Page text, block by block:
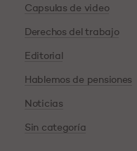
Capsulas de video
Derechos del trabajo
Editorial
Hablemos de pensiones
Noticias
Sin categoría